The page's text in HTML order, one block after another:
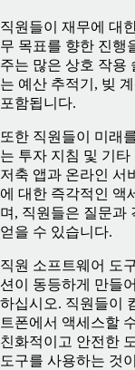
직원들이 재무에 대
무 목표를 향한 진행
주는 많은 상호 작용
는 예산 추적기, 빚
포함됩니다.
또한 직원들이 미래
는 투자 지침 및 기
저축 앱과 온라인 서
에 대한 즉각적인 액
며, 직원들은 질문과
얻을 수 있습니다.
직원 소프트웨어 도
션이 동등하게 만들
하십시오. 직원들이
트폰에서 액세스할
친화적이고 안전한
도구를 사용하는 것